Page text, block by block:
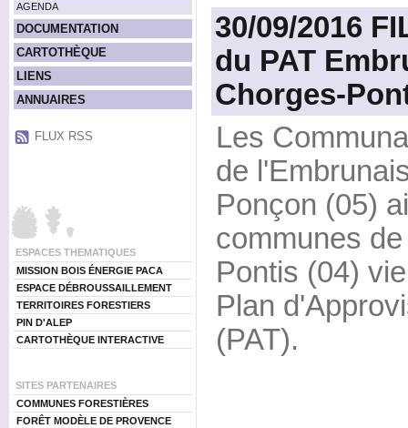
AGENDA
DOCUMENTATION
CARTOTHÈQUE
LIENS
ANNUAIRES
FLUX RSS
ESPACES THEMATIQUES
MISSION BOIS ÉNERGIE PACA
ESPACE DÉBROUSSAILLEMENT
TERRITOIRES FORESTIERS
PIN D'ALEP
CARTOTHÈQUE INTERACTIVE
SITES PARTENAIRES
COMMUNES FORESTIÈRES
FORÊT MODÈLE DE PROVENCE
30/09/2016
du PAT
Chorges-
Les
de
Ponçon (05)
communes
Pontis (04)
Plan
(PAT).